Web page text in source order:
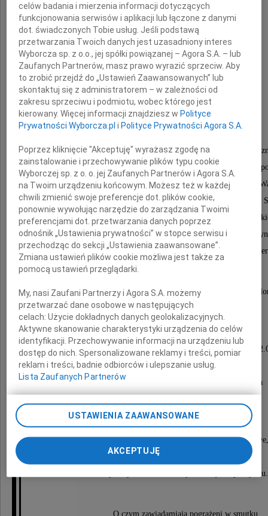
Wojciech Trzciński
Ukochany Mąż, Tata i Dziadek
Wybitny kompozytor, aranżer i producent
Twórca muzyki rozrywkowej, filmowej i teatralnej. Kreator
Założyciel Centrum Artystycznego Fabryka Trzciny w
Dyrektor i producent festiwali muzycznych w Opolu i
Wieloletni pracownik i dyrektor Telewizji Polskiej i
Dyrektor artystyczny Teatru Muzycznego w
Pomysłodawca polskich nagród muzycznych
Uhonorowany Złotym Medalem "Zasłużony Kulturze
Msza święta pożegnalna zostanie odprawiona
17 lutego 2025 roku (poniedziałek) o godzinie
w Kościele Środowisk Twórczych
pw. św. Brata Alberta i św. Andrzeja Apostoła
Po mszy nastąpi przejazd na Powązki Wojskowe,
gdzie o godzinie 14.00 spod bramy głównej
wyruszy kondukt żałobny do miejsca spoczynku.
O czym zawiadamiają pogrążeni w smutku
celów badania i mierzenia informacji dotyczących
funkcjonowania serwisów i aplikacji lub łączone z danymi
dot. świadczonych Tobie usług. Jeśli podstawą
przetwarzania Twoich danych jest uzasadniony interes
Wyborcza sp. z o.o., jej spółki powiązanej – Agora S.A. – lub
Zaufanych Partnerów, masz prawo wyrazić sprzeciw. Aby
to zrobić przejdź do „Ustawień Zaawansowanych” lub
skontaktuj się z administratorem – w zależności od
zakresu sprzeciwu i podmiotu, wobec którego jest
kierowany. Więcej informacji znajdziesz w Polityce
Prywatności Wyborcza.pl i Polityce Prywatności Agora S.A.
Poprzez kliknięcie "Akceptuję" wyrażasz zgodę na
zainstalowanie i przechowywanie plików typu cookie
Wyborczej sp. z o. o. jej Zaufanych Partnerów i Agora S.A.
na Twoim urządzeniu końcowym. Możesz też w każdej
chwili zmienić swoje preferencje dot. plików cookie,
ponownie wywołując narzędzie do zarządzania Twoimi
preferencjami dot. przetwarzania danych poprzez
odnośnik „Ustawienia prywatności” w stopce serwisu i
przechodząc do sekcji „Ustawienia zaawansowane”.
Zmiana ustawień plików cookie możliwa jest także za
pomocą ustawień przeglądarki.
My, nasi Zaufani Partnerzy i Agora S.A. możemy
przetwarzać dane osobowe w następujących
celach:Użycie dokładnych danych geolokalizacyjnych.
Aktywne skanowanie charakterystyki urządzenia do celów
identyfikacji. Przechowywanie informacji na urządzeniu lub
dostęp do nich. Spersonalizowane reklamy i treści, pomiar
reklam i treści, badnie odbiorców i ulepszanie usług.
Lista Zaufanych Partnerów
USTAWIENIA ZAAWANSOWANE
AKCEPTUJĘ